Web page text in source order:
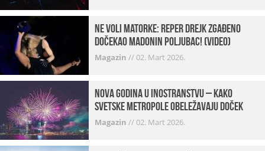
Ne voli matorke: Reper Drejk zgađeno
dočekao Madonin poljubac! (VIDEO)
Magazin //02. Mart 2026.
Nova godina u inostranstvu – kako
svetske metropole obeležavaju doček
Magazin //02. Mart 2026.